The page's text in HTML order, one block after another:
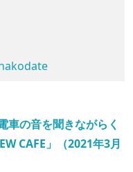
車の音を聞きながらく
CAFE」（2021年3月